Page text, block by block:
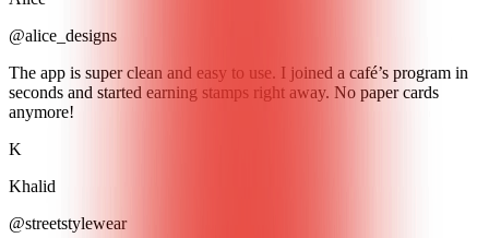
@alice_designs
The app is super clean and easy to use. I joined a café’s program in
seconds and started earning stamps right away. No paper cards
anymore!
K
Khalid
@streetstylewear